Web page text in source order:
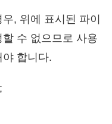
, 위에 표시된 파이
수 없으므로 사용
합니다.